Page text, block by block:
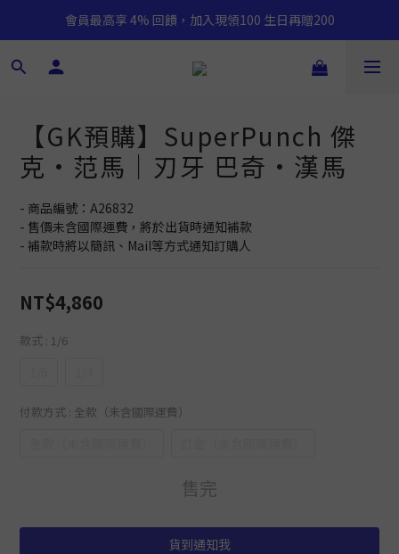
會員最高享 4% 回饋，加入現領100 生日再贈200
【GK預購】SuperPunch 傑
克·范馬｜刃牙 巴奇·漢馬
- 商品編號：A26832
- 售價未含國際運費，將於出貨時通知補款
- 補款時將以簡訊、Mail等方式通知訂購人
NT$4,860
款式 : 1/6
付款方式 : 全款（未含國際運費）
售完
貨到通知我